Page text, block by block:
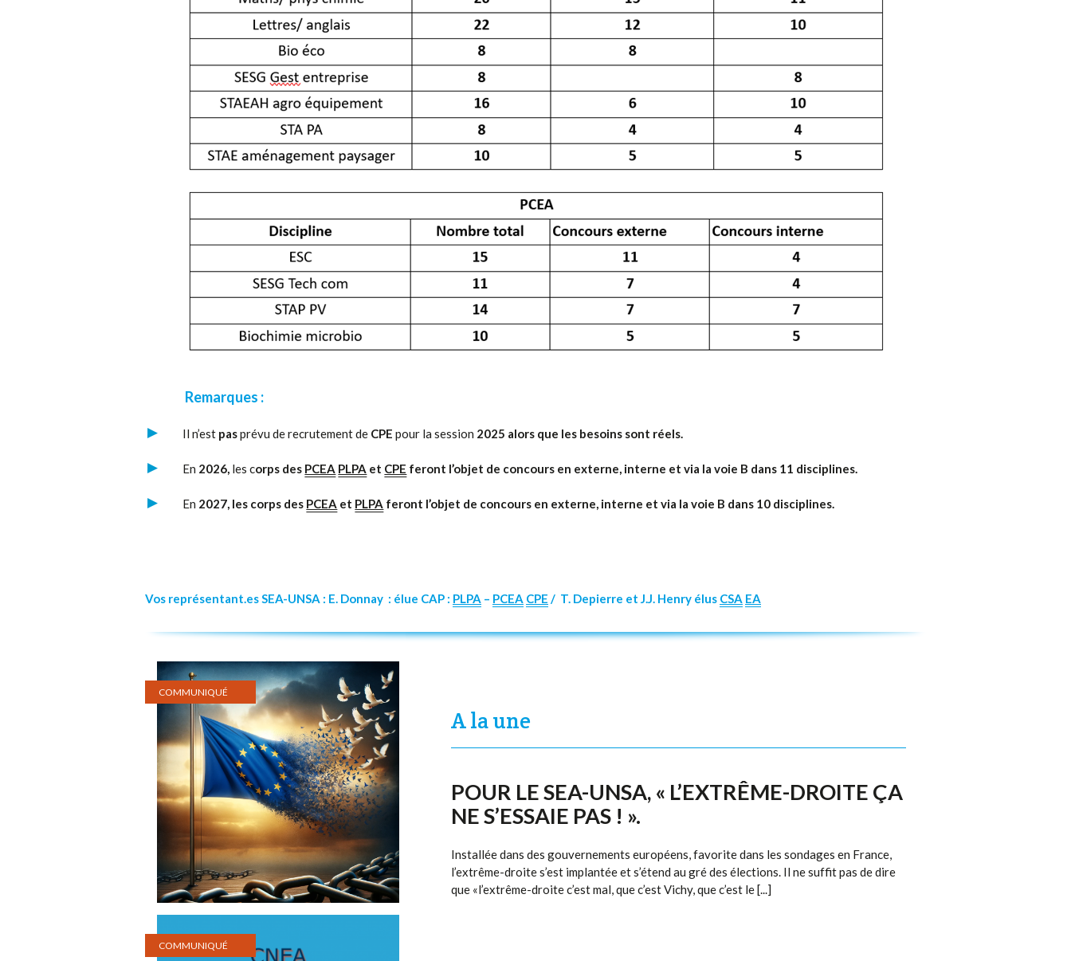
Remarques :
Il n’est pasprévu de recrutement de CPE pour la session 2025 alors que les besoins sont réels.
En 2026, les corps des PCEA PLPA et CPE feront l’objet de concours en externe, interne et via la voie B dans 11 disciplines.
En 2027, les corps des PCEA et PLPA feront l’objet de concours en externe, interne et via la voie B dans 10 disciplines.
Vos représentant.es SEA-UNSA : E. Donnay : élue CAP : PLPA – PCEA CPE / T. Depierre et J.J. Henry élus CSA EA
COMMUNIQUÉ
A la une
POUR LE SEA-UNSA, « L’EXTRÊME-DROITE ÇA
NE S’ESSAIE PAS ! ».
Installée dans des gouvernements européens, favorite dans les sondages en France,
l’extrême-droite s’est implantée et s’étend au gré des élections. Il ne suffit pas de dire
que «l’extrême-droite c’est mal, que c’est Vichy, que c’est le [...]
COMMUNIQUÉ